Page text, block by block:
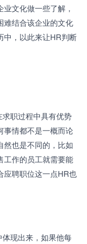
文化做一些了解，
难结合该企业的文化
中，以此来让HR判断
事情都不是一概而论
然也是不同的，比如
工作的员工就需要能
应聘职位这一点HR也